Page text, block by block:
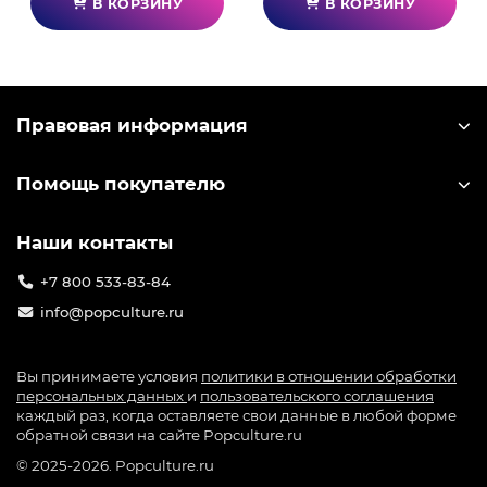
В КОРЗИНУ В КОРЗИНУ
Правовая информация
Помощь покупателю
Наши контакты
+7 800 533-83-84
info@popculture.ru
Вы принимаете условия политики в отношении обработки
персональных данных и пользовательского соглашения
каждый раз, когда оставляете свои данные в любой форме
обратной связи на сайте Popculture.ru
© 2025-2026. Popculture.ru